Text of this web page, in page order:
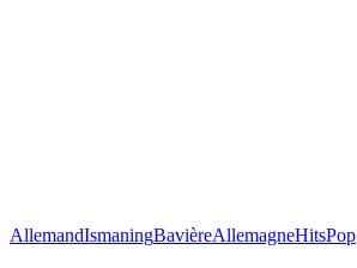
AllemandIsmaningBavièreAllemagneHitsPop